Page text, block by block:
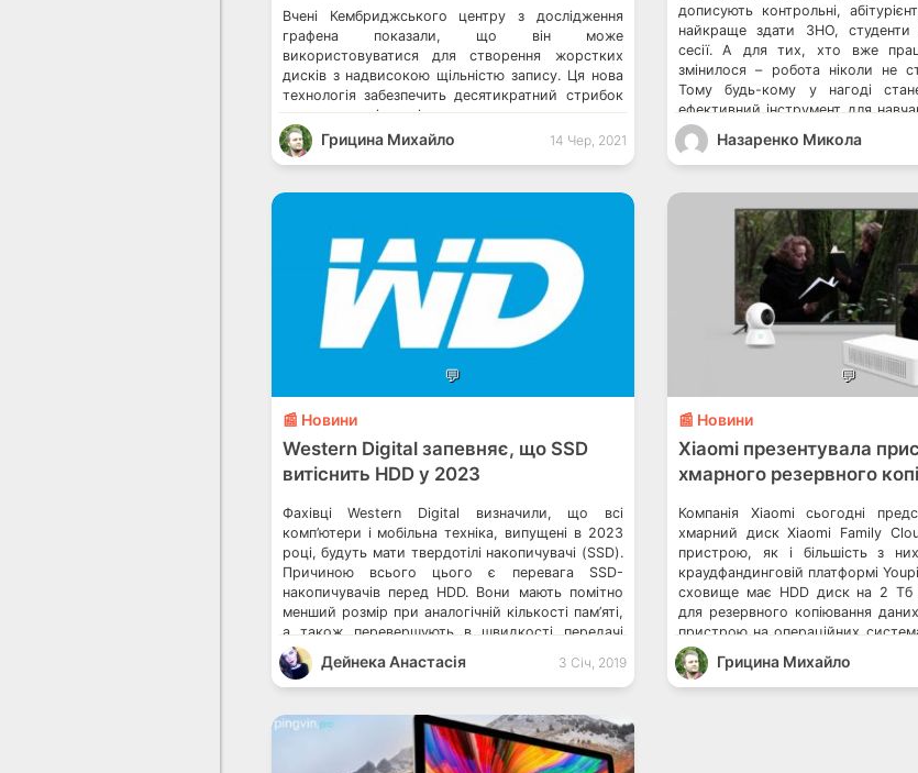
Вчені Кембриджського центру з дослідження
графена показали, що він може
використовуватися для створення жорстких
дисків з надвисокою щільністю запису. Ця нова
технологія забезпечить десятикратний стрибок
у порівнянні з сучасними
технологіями. Британські фахівці провели
дослідження у співпраці зі своїми колегами з
пам’яті пов’язане з підвищенням щільності
ключових […]
Грицина Михайло 14 Чер, 2021
дописують контрольні,
найкраще здати ЗНО, студенти
сесії. А для тих, хто вже
змінилося – робота ніколи не
Тому будь-кому у нагоді
ефективний інструмент для
А саме – ноутбук. Якщо ви
Назаренко Микола
💬
📰 Новини
Western Digital запевняє, що SSD
витіснить HDD у 2023
Фахівці Western Digital визначили, що всі
комп’ютери і мобільна техніка, випущені в 2023
році, будуть мати твердотілі накопичувачі (SSD).
Причиною всього цього є перевага SSD-
накопичувачів перед HDD. Вони мають помітно
менший розмір при аналогічній кількості пам’яті,
а також перевершують в швидкості передачі
даних. SSD в кілька разів дорожче в порівнянні з
HDD, а також вони […]
Дейнека Анастасiя 3 Січ, 2019
💬
📰 Новини
Xiaomi презентувала
хмарного резервного
Компанія Xiaomi сьогодні
хмарний диск Xiaomi Family
пристрою, як і більшість з
краудфандинговій платформі
сховище має HDD диск на 2 Тб
для резервного копіювання
пристрою на операційних
iOS. Xiaomi випустила нову
клавіатуру Xiaomi
рисоварку […]
Грицина Михайло